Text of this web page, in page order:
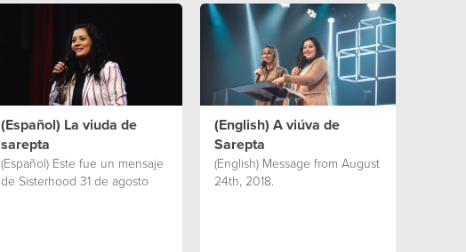
(Español) La viuda de
sarepta
(Español) Este fue un mensaje
de Sisterhood 31 de agosto
(English) A viúva de
Sarepta
(English) Message from August
24th, 2018.